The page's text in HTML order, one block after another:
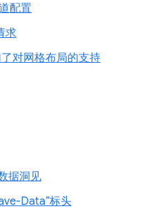
配置
求
对网格布局的支持
据洞见
Data”标头